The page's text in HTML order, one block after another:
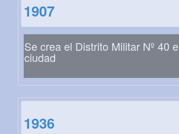
1907
Se crea el Distrito Militar Nº 40
ciudad
1936